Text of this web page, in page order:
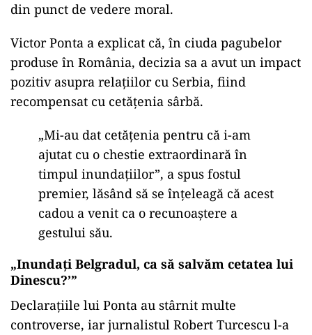
din punct de vedere moral.
Victor Ponta a explicat că, în ciuda pagubelor
produse în România, decizia sa a avut un impact
pozitiv asupra relațiilor cu Serbia, fiind
recompensat cu cetățenia sârbă.
„Mi-au dat cetățenia pentru că i-am
ajutat cu o chestie extraordinară în
timpul inundațiilor”, a spus fostul
premier, lăsând să se înțeleagă că acest
cadou a venit ca o recunoaștere a
gestului său.
„Inundați Belgradul, ca să salvăm cetatea lui
Dinescu?’”
Declarațiile lui Ponta au stârnit multe
controverse, iar jurnalistul Robert Turcescu l-a